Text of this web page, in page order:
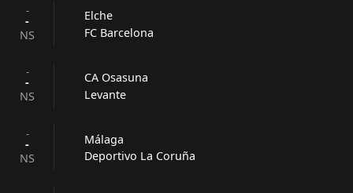
-
-
NS
Elche
FC Barcelona
-
-
NS
CA Osasuna
Levante
-
-
NS
Málaga
Deportivo La Coruña